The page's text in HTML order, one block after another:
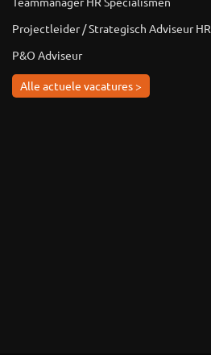
Projectleider / Strategisch Adviseur HR
P&O Adviseur
Alle actuele vacatures >